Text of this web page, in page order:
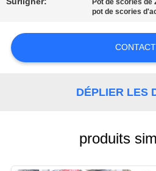
CONTACTEZ-
NOUS
NOUVELLES
CITATION
Pot de scories de
pot de scories
DÉPLIER LES
produits